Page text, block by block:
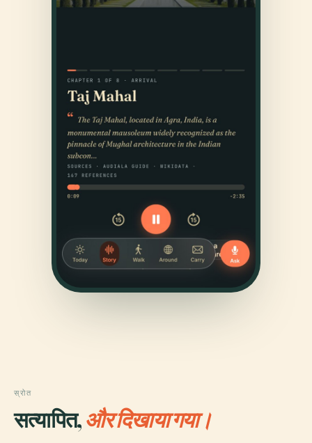
स्रोत
सत्यापित,और दिखाया गया।